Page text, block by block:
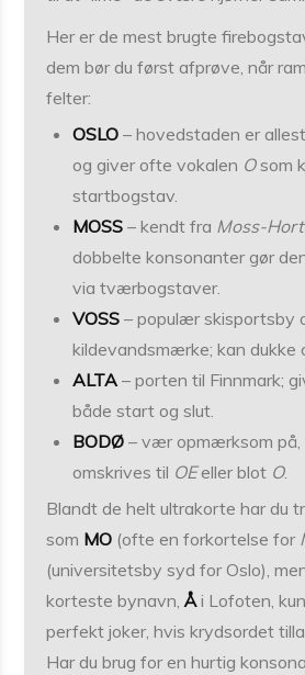
Her er de mest brugte
dem bør du først afprøve, når
felter:
OSLO – hovedstaden er
og giver ofte vokalen Osom
startbogstav.
MOSS – kendt fra Moss-
dobbelte konsonanter gør
via tværbogstaver.
VOSS – populær skisportsby
kildevandsmærke; kan dukke
ALTA – porten til Finnmark;
både start og slut.
BODØ – vær opmærksom på,
omskrives til OEeller blot O.
Blandt de helt ultrakorte har du
som MO (ofte en forkortelse for
(universitetsby syd for Oslo),
korteste bynavn,Åi Lofoten,
perfekt joker, hvis krydsordet
Har du brug for en hurtig